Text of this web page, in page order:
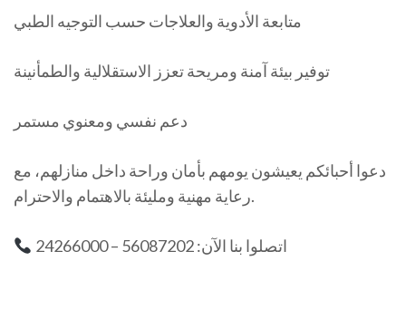
متابعة الأدوية والعلاجات حسب التوجيه الطبي
توفير بيئة آمنة ومريحة تعزز الاستقلالية والطمأنينة
دعم نفسي ومعنوي مستمر
دعوا أحبائكم يعيشون يومهم بأمان وراحة داخل منازلهم، مع
رعاية مهنية ومليئة بالاهتمام والاحترام.
اتصلوا بنا الآن: 56087202 – 24266000